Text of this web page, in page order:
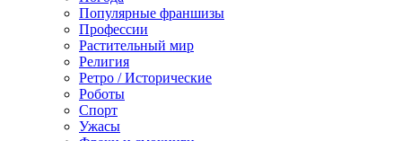
Популярные франшизы
Профессии
Растительный мир
Религия
Ретро / Исторические
Роботы
Спорт
Ужасы